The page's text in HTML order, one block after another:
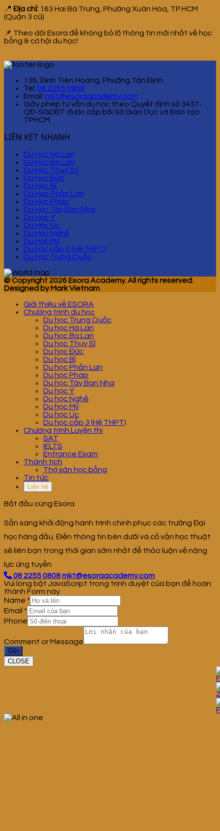
📍 Địa chỉ: 163 Hai Bà Trưng, Phường Xuân Hòa, TP.HCM
(Quận 3 cũ)
📌 Theo dõi Esora để không bỏ lỡ thông tin mới nhất về học
bổng & cơ hội du học!
136, Đinh Tiên Hoàng, Phường Tân Định.
Tel: 08 2255 0808
Email: mkt@esoraacademy.com
Giấy phép tư vấn du học theo Quyết định số 3437-
QĐ-SGDĐT được cấp bởi Sở Giáo Dục và Đào tạo
TPHCM
LIÊN KẾT NHANH
Du Học Hà Lan
Du Học Ba Lan
Du Học Thụy Sỹ
Du Học Đức
Du Học Bỉ
Du Hoc Phần Lan
Du Học Pháp
Du Học Tây Ban Nha
Du Học Ý
Du Học Úc
Du Học Nghề
Du Học Mỹ
Du học cấp 3 (Hệ THPT)
Du học Trung Quốc
© Copyright 2026 Esora Academy. All rights reserved.
Designed by Mark Vietnam
Giới thiệu về ESORA
Chương trình du học
Du học Trung Quốc
Du học Hà Lan
Du học Ba Lan
Du học Thụy Sĩ
Du học Đức
Du học Bỉ
Du học Phần Lan
Du học Pháp
Du học Tây Ban Nha
Du học Ý
Du học Nghề
Du học Mỹ
Du học Úc
Du học cấp 3 (Hệ THPT)
Chương trình Luyện thi
SAT
IELTS
Entrance Exam
Thành tích
Thợ săn học bổng
Tin tức
Liên hệ
Bắt đầu cùng Esora
Sẵn sàng khởi động hành trình chinh phục các trường Đại
học hàng đầu. Điền thông tin bên dưới và cố vấn học thuật
sẽ liên bạn trong thời gian sớm nhất để thảo luận về năng
lực ứng tuyển
08 2255 0808mkt@esoraacademy.com
Vui lòng bật JavaScript trong trình duyệt của bạn để hoàn
thành Form này.
Name *
Email *
Phone
Comment or Message
Gửi
CLOSE